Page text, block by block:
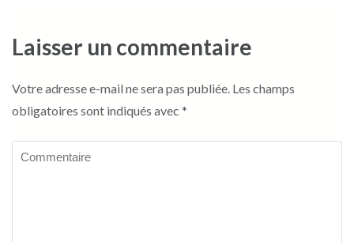
Laisser un commentaire
Votre adresse e-mail ne sera pas publiée. Les champs
obligatoires sont indiqués avec *
Commentaire